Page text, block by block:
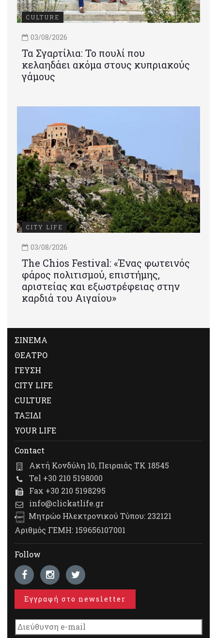
CULTURE
03/08/2026
Τα Σγαρτίλια: Το πουλί που
κελαηδάει ακόμα στους κυπριακούς
γάμους
CITY LIFE
03/08/2026
Τhe Chios Festival: «Ένας φωτεινός
φάρος πολιτισμού, επιστήμης,
αριστείας και εξωστρέφειας στην
καρδιά του Αιγαίου»
ΣΙΝΕΜΑ
ΘΕΑΤΡΟ
ΓΕΥΣΗ
CITY LIFE
CULTURE
ΤΑΞΙΔΙ
YOUR LIFE
Contact
Ακτή Κονδύλη 10, Πειραιάς ΤΚ 18545
Tel +30 210 5198000
Fax +30 210 5198295
info@clickatlife.gr
Μητρώο Ηλεκτρονικού Τύπου: 232121
Αριθμός ΓΕΜΗ: 159656107001
Follow
Εγγραφή στο newsletter